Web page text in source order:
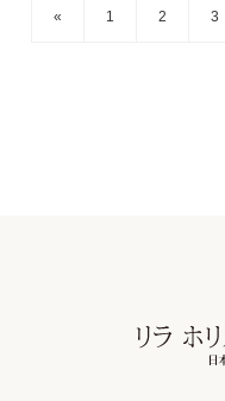
« 1 2 3